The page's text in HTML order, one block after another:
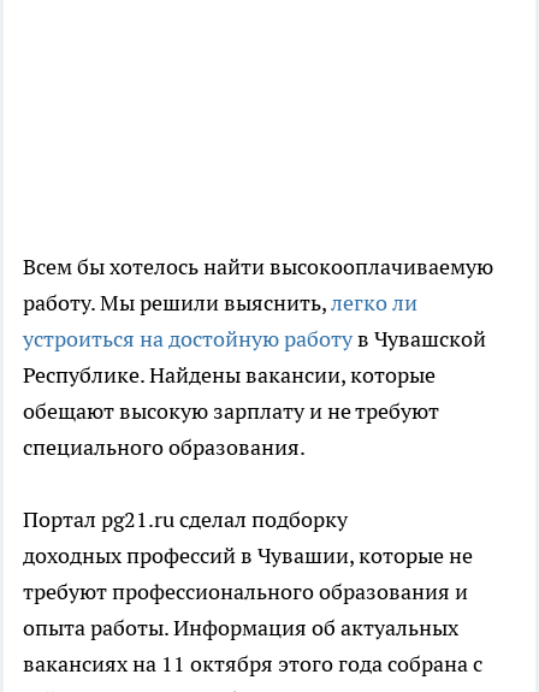
Всем бы хотелось найти высокооплачиваемую
работу. Мы решили выяснить,легко ли
устроиться на достойную работув Чувашской
Республике. Найдены вакансии, которые
обещают высокую зарплату и не требуют
специального образования.
Портал pg21.ru сделал подборку
доходных профессий в Чувашии, которые не
требуют профессионального образования и
опыта работы. Информация об актуальных
вакансиях на 11 октября этого года собрана с